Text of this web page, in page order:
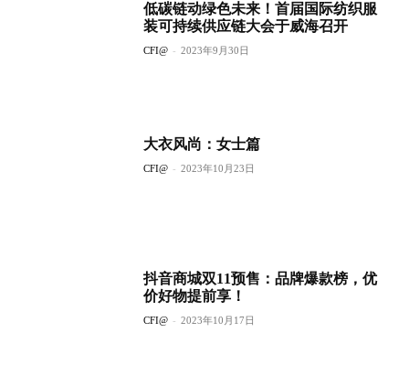
低碳链动绿色未来！首届国际纺织服
装可持续供应链大会于威海召开
CFI@ - 2023年9月30日
大衣风尚：女士篇
CFI@ - 2023年10月23日
抖音商城双11预售：品牌爆款榜，优
价好物提前享！
CFI@ - 2023年10月17日